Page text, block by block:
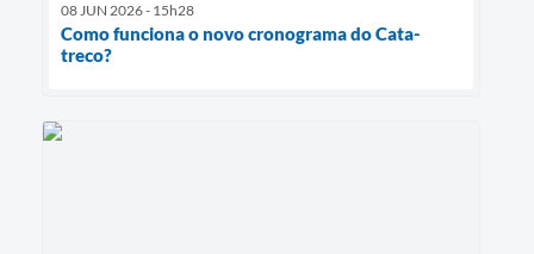
08 JUN 2026 - 15h28
Como funciona o novo cronograma do Cata-
treco?